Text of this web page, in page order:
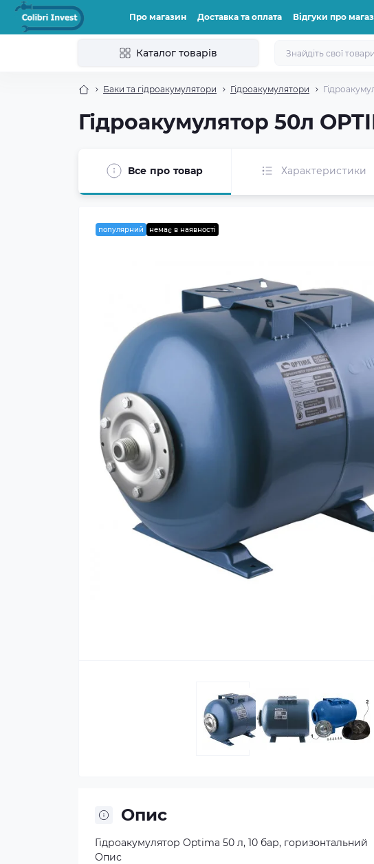
Про магазин Доставка та оплата Відгуки про
Каталог товарів
Баки та гідроакумулятори Гідроакумулятори
Гідроакумулятор 50л
Все про товар Характеристики
популярний немає в наявності
Опис
Гідроакумулятор Optima 50 л, 10 бар, горизонтальний
Опис